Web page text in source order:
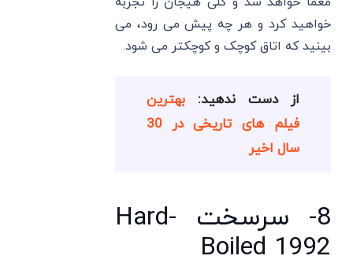
خواهید کرد و هر چه پیش می رود، می
بینید که اتاق کوچک و کوچکتر می شود.
از دست ندهید:بهترین
فیلم های تاریخی در 30
سال اخیر
8- سرسخت Hard-
Boiled 1992